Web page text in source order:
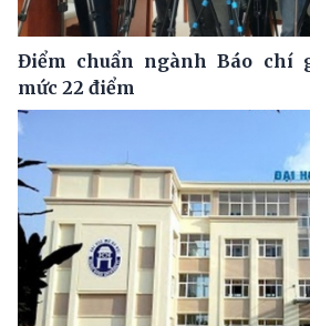
Điểm chuẩn ngành Báo chí
mức 22 điểm